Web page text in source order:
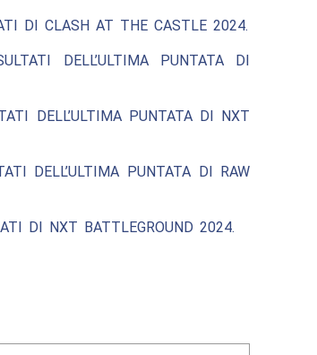
DI CLASH AT THE CASTLE 2024.
DELL’ULTIMA PUNTATA DI
DELL’ULTIMA PUNTATA DI NXT
DELL’ULTIMA PUNTATA DI RAW
DI NXT BATTLEGROUND 2024.